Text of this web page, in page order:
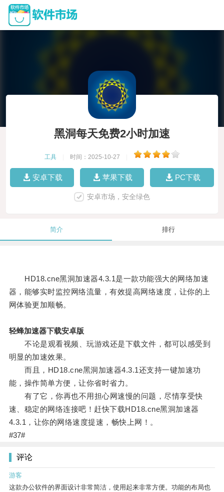
黑洞每天免费2小时加速
工具 时间：2025-10-27
安卓下载 苹果下载 PC下载
安卓市场，安全绿色
简介 排行
HD18.cne黑洞加速器4.3.1是一款功能强大的网络加速
器，能够实时监控网络流量，有效提高网络速度，让你的上
网体验更加顺畅。
轻蜂加速器下载安卓版
不论是观看视频、玩游戏还是下载文件，都可以感受到
明显的加速效果。
而且，HD18.cne黑洞加速器4.3.1还支持一键加速功
能，操作简单方便，让你省时省力。
有了它，你再也不用担心网速慢的问题，尽情享受快
速、稳定的网络连接吧！赶快下载HD18.cne黑洞加速器
4.3.1，让你的网络速度提速，畅快上网！。
#37#
评论
游客
这款办公软件的界面设计非常简洁，使用起来非常方便。功能的布局也